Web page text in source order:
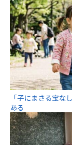
「子にまさる宝
ある